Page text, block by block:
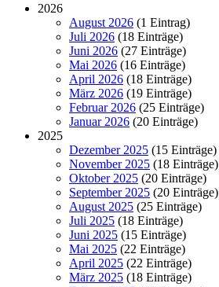
2026
August 2026 (1 Eintrag)
Juli 2026 (18 Einträge)
Juni 2026 (27 Einträge)
Mai 2026 (16 Einträge)
April 2026 (18 Einträge)
März 2026 (19 Einträge)
Februar 2026 (25 Einträge)
Januar 2026 (20 Einträge)
2025
Dezember 2025 (15 Einträge)
November 2025 (18 Einträge)
Oktober 2025 (20 Einträge)
September 2025 (20 Einträge)
August 2025 (25 Einträge)
Juli 2025 (18 Einträge)
Juni 2025 (15 Einträge)
Mai 2025 (22 Einträge)
April 2025 (22 Einträge)
März 2025 (18 Einträge)